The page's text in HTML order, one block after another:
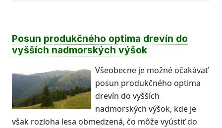
Posun produkčného optima drevín do
vyšších nadmorských výšok
Všeobecne je možné očakávať
posun produkčného optima
drevín do vyšších
nadmorských výšok, kde je
však rozloha lesa obmedzená, čo môže vyústiť do